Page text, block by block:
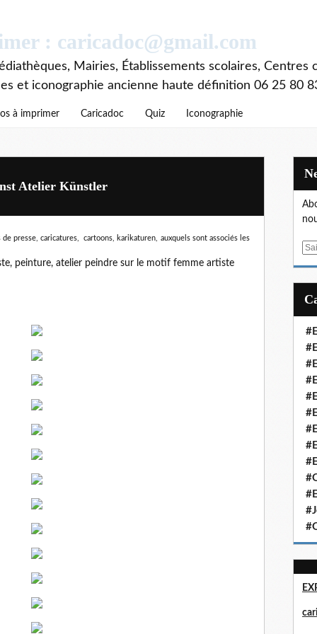
: caricadoc@gmail.com
Mairies, Établissements scolaires, Centres
et iconographie ancienne haute définition 06 25 80
à imprimer Caricadoc Quiz Iconographie
Atelier Künstler
presse, caricatures, cartoons, karikaturen, auxquels sont associés les
peinture, atelier peindre sur le motif femme artiste
E